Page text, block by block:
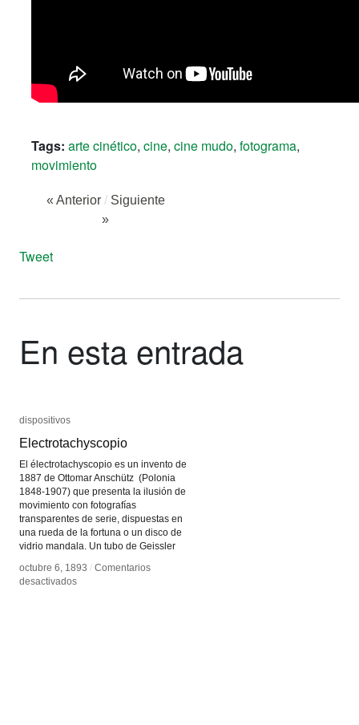
Tags: arte cinético, cine, cine mudo, fotograma,
movimiento
« Anterior / Siguiente
»
Tweet
En esta entrada
dispositivos
Electrotachyscopio
El électrotachyscopio es un invento de
1887 de Ottomar Anschütz (Polonia
1848-1907) que presenta la ilusión de
movimiento con fotografías
transparentes de serie, dispuestas en
una rueda de la fortuna o un disco de
vidrio mandala. Un tubo de Geissler
octubre 6, 1893 / Comentarios
desactivadosen
dispositivos
Electrotachyscopio
octubre 6, 1893 / Comentarios
desactivadosen